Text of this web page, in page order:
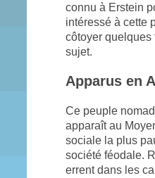
connu à Erstein
intéressé à cette
côtoyer
sujet.
Apparus en
Ce peuple
apparaît au
sociale la plus
société féodale.
errent dans les